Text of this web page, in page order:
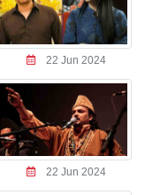
22 Jun 2024
22 Jun 2024